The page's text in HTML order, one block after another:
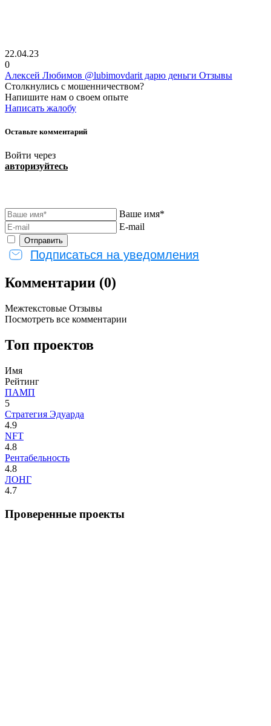
22.04.23
0
Алексей Любимов @lubimovdarit дарю деньги Отзывы
Столкнулись с мошенничеством?
Напишите нам о своем опыте
Написать жалобу
Оставьте комментарий
Войти через
авторизуйтесь
Ваше имя*
E-mail
Подписаться на уведомления
Комментарии (0)
Межтекстовые Отзывы
Посмотреть все комментарии
Топ проектов
Имя
Рейтинг
ПАМП
5
Стратегия Эдуарда
4.9
NFT
4.8
Рентабельность
4.8
ЛОНГ
4.7
Проверенные проекты